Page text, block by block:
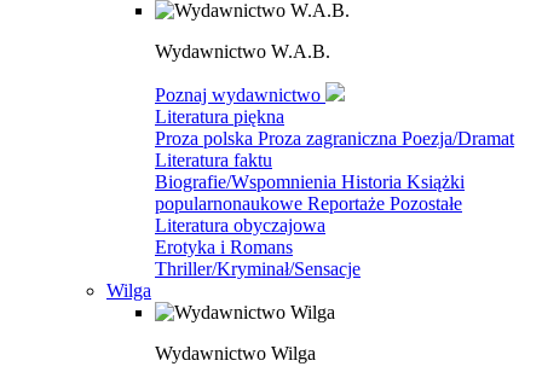
Wydawnictwo W.A.B.
Poznaj wydawnictwo
Literatura piękna
Proza polska Proza zagraniczna Poezja/Dramat
Literatura faktu
Biografie/Wspomnienia Historia Książki
popularnonaukowe Reportaże Pozostałe
Literatura obyczajowa
Erotyka i Romans
Thriller/Kryminał/Sensacje
Wilga
Wydawnictwo Wilga